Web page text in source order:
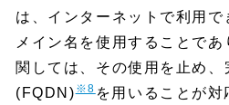
は、インターネットで利用で
メイン名を使用することで
関しては、その使用を止め、
(FQDN)※8を用いることが対